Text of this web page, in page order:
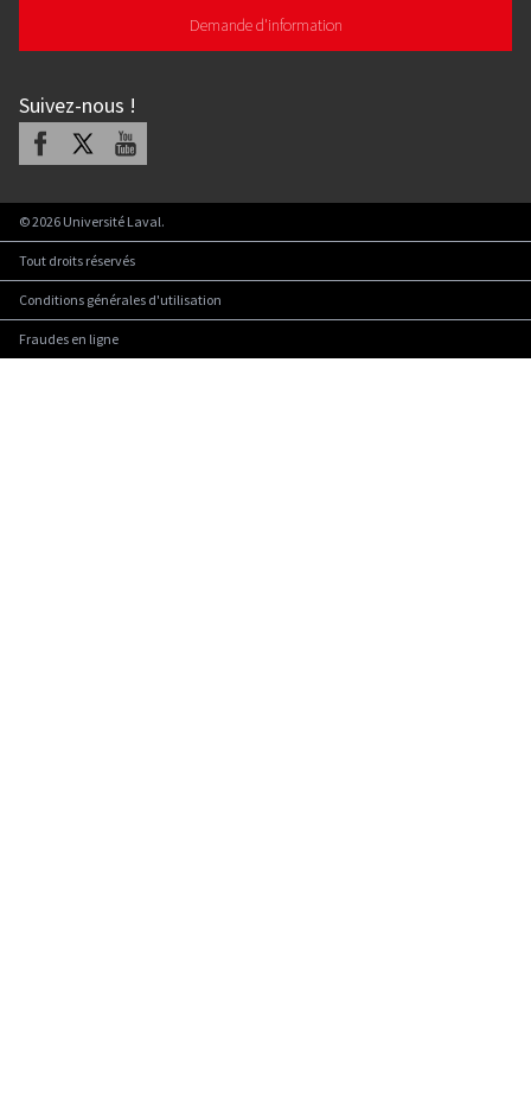
Demande d'information
Suivez-nous !
Facebook Youtube
©2026 Université Laval.
Tout droits réservés
Conditions générales d'utilisation
Fraudes en ligne